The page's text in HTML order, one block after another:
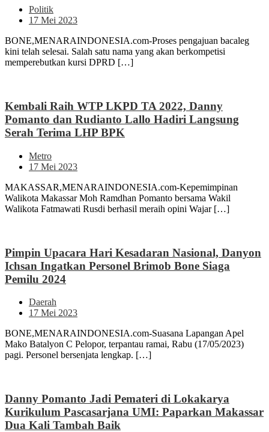
Politik
17 Mei 2023
BONE,MENARAINDONESIA.com-Proses pengajuan bacaleg
kini telah selesai. Salah satu nama yang akan berkompetisi
memperebutkan kursi DPRD […]
Kembali Raih WTP LKPD TA 2022, Danny
Pomanto dan Rudianto Lallo Hadiri Langsung
Serah Terima LHP BPK
Metro
17 Mei 2023
MAKASSAR,MENARAINDONESIA.com-Kepemimpinan
Walikota Makassar Moh Ramdhan Pomanto bersama Wakil
Walikota Fatmawati Rusdi berhasil meraih opini Wajar […]
Pimpin Upacara Hari Kesadaran Nasional, Danyon
Ichsan Ingatkan Personel Brimob Bone Siaga
Pemilu 2024
Daerah
17 Mei 2023
BONE,MENARAINDONESIA.com-Suasana Lapangan Apel
Mako Batalyon C Pelopor, terpantau ramai, Rabu (17/05/2023)
pagi. Personel bersenjata lengkap. […]
Danny Pomanto Jadi Pemateri di Lokakarya
Kurikulum Pascasarjana UMI: Paparkan Makassar
Dua Kali Tambah Baik